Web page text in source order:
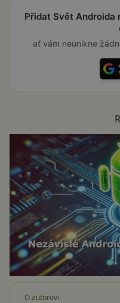
Přidat Svět Androida
ať vám neunikne
O autorovi